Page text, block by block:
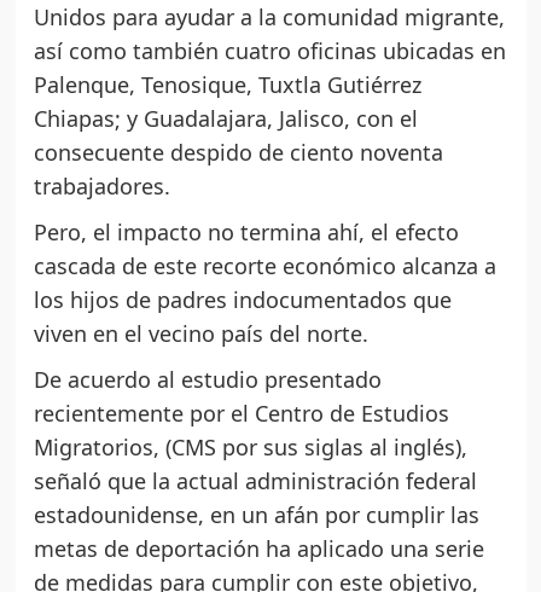
Unidos para ayudar a la comunidad migrante,
así como también cuatro oficinas ubicadas en
Palenque, Tenosique, Tuxtla Gutiérrez
Chiapas; y Guadalajara, Jalisco, con el
consecuente despido de ciento noventa
trabajadores.
Pero, el impacto no termina ahí, el efecto
cascada de este recorte económico alcanza a
los hijos de padres indocumentados que
viven en el vecino país del norte.
De acuerdo al estudio presentado
recientemente por el Centro de Estudios
Migratorios, (CMS por sus siglas al inglés),
señaló que la actual administración federal
estadounidense, en un afán por cumplir las
metas de deportación ha aplicado una serie
de medidas para cumplir con este objetivo,